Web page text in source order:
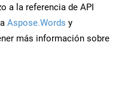
a la referencia de API
Aspose.Words y
más información sobre